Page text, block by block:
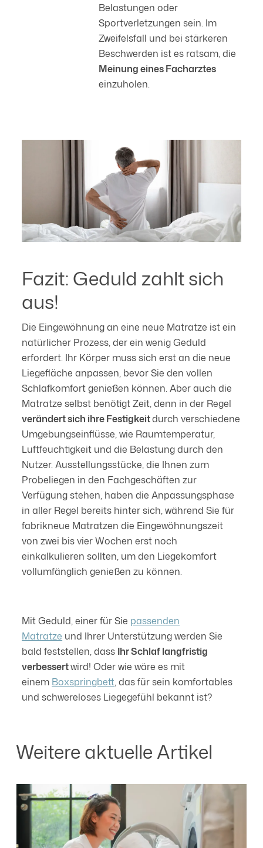
Erklärung auf unserer Website ändern oder widerrufen.
Belastungen oder
Sportverletzungen sein. Im
Zweifelsfall und bei stärkeren
Beschwerden ist es ratsam, die
Meinung eines Facharztes
einzuholen.
Fazit: Geduld zahlt sich
aus!
Die Eingewöhnung an eine neue Matratze ist ein
natürlicher Prozess, der ein wenig Geduld
erfordert. Ihr Körper muss sich erst an die neue
Liegefläche anpassen, bevor Sie den vollen
Schlafkomfort genießen können. Aber auch die
Matratze selbst benötigt Zeit, denn in der Regel
verändert sich ihre Festigkeitdurch verschiedene
Umgebungseinflüsse, wie Raumtemperatur,
Luftfeuchtigkeit und die Belastung durch den
Nutzer. Ausstellungsstücke, die Ihnen zum
Probeliegen in den Fachgeschäften zur
Verfügung stehen, haben die Anpassungsphase
in aller Regel bereits hinter sich, während Sie für
fabrikneue Matratzen die Eingewöhnungszeit
von zwei bis vier Wochen erst noch
einkalkulieren sollten, um den Liegekomfort
vollumfänglich genießen zu können.
Mit Geduld, einer für Sie passenden
Matratze und Ihrer Unterstützung werden Sie
bald feststellen, dass Ihr Schlaf langfristig
verbessertwird! Oder wie wäre es mit
einem Boxspringbett, das für sein komfortables
und schwereloses Liegegefühl bekannt ist?
Weitere aktuelle Artikel